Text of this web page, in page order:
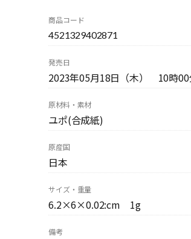
商品コード
4521329402871
発売日
2023年05月18日（木） 10時
原材料・素材
ユポ(合成紙)
原産国
日本
サイズ・重量
6.2×6×0.02:cm 1g
備考